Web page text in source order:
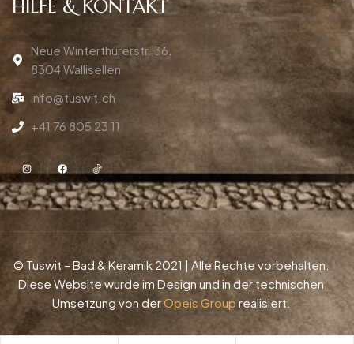
HILFE & KONTAKT
Neue Winterthurerstr. 36,
8304 Wallisellen
info@tuswit.ch
+41 76 805 23 11
© Tuswit – Bad & Keramik 2021 | Alle Rechte vorbehalten.
Diese Website wurde im Design und in der technischen
Umsetzung von derOpeis Group realisiert.